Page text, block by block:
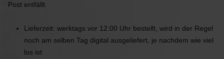
Post entfällt.
Lieferzeit: werktags vor 12:00 Uhr bestellt, wird in der Regel
noch am selben Tag digital ausgeliefert, je nachdem wie viel
los ist